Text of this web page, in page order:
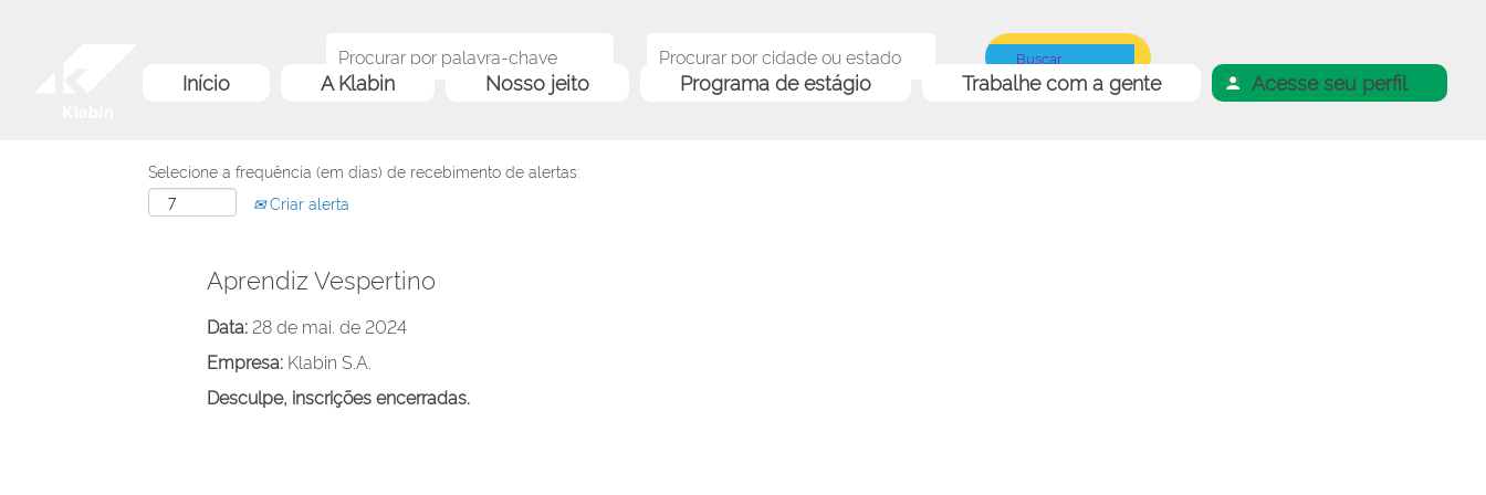
Início A Klabin Nosso jeito Programa de estágio Trabalhe com a gente Acesse seu perfil
Selecione a frequência (em dias) de recebimento de alertas:
Criar alerta
Aprendiz Vespertino
Data: 28 de mai. de 2024
Empresa: Klabin S.A.
Desculpe, inscrições encerradas.